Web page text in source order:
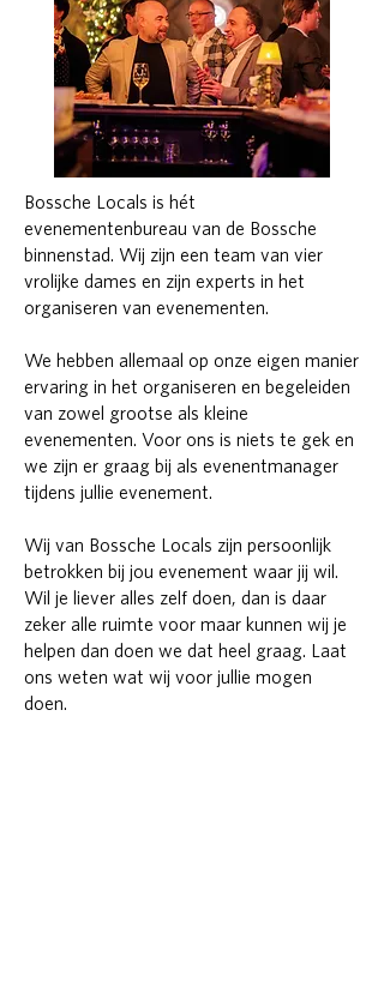
Bossche Locals is hét
evenementenbureau van de Bossche
binnenstad. Wij zijn een team van vier
vrolijke dames en zijn experts in het
organiseren van evenementen.
We hebben allemaal op onze eigen manier
ervaring in het organiseren en begeleiden
van zowel grootse als kleine
evenementen. Voor ons is niets te gek en
we zijn er graag bij als evenentmanager
tijdens jullie evenement.
Wij van Bossche Locals zijn persoonlijk
betrokken bij jou evenement waar jij wil.
Wil je liever alles zelf doen, dan is daar
zeker alle ruimte voor maar kunnen wij je
helpen dan doen we dat heel graag. Laat
ons weten wat wij voor jullie mogen
doen.